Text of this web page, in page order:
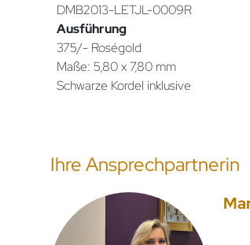
DMB2013-LETJL-0009R
Ausführung
375/- Roségold
Maße: 5,80 x 7,80 mm
Schwarze Kordel inklusive
Ihre Ansprechpartnerin